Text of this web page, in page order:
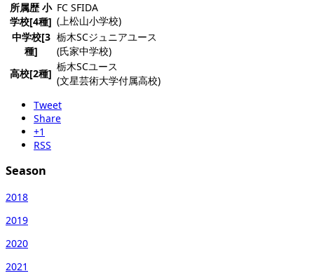
所属歴 小
学校[4種]
FC SFIDA
(上松山小学校)
中学校[3
種]
栃木SCジュニアユース
(氏家中学校)
高校[2種]
栃木SCユース
(文星芸術大学付属高校)
Tweet
Share
+1
RSS
Season
2018
2019
2020
2021